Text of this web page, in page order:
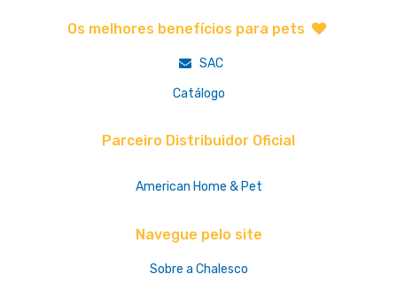
Os melhores benefícios para pets
SAC
Catálogo
Parceiro Distribuidor Oficial
American Home & Pet
Navegue pelo site
Sobre a Chalesco